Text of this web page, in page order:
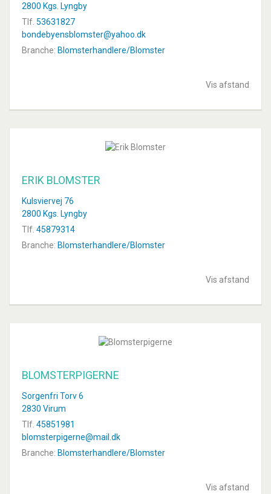
2800 Kgs. Lyngby
Tlf. 53631827
bondebyensblomster@yahoo.dk
Branche: Blomsterhandlere/Blomster
Vis afstand
ERIK BLOMSTER
Kulsviervej 76
2800 Kgs. Lyngby
Tlf. 45879314
Branche: Blomsterhandlere/Blomster
Vis afstand
BLOMSTERPIGERNE
Sorgenfri Torv 6
2830 Virum
Tlf. 45851981
blomsterpigerne@mail.dk
Branche: Blomsterhandlere/Blomster
Vis afstand